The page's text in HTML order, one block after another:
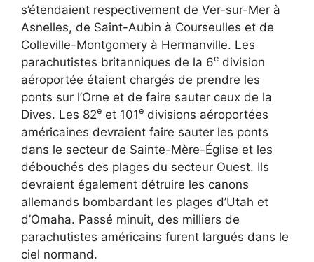
s’étendaient respectivement de Ver-sur-Mer à
Asnelles, de Saint-Aubin à Courseulles et de
Colleville-Montgomery à Hermanville. Les
parachutistes britanniques de la 6e division
aéroportée étaient chargés de prendre les
ponts sur l’Orne et de faire sauter ceux de la
Dives. Les 82e et 101e divisions aéroportées
américaines devraient faire sauter les ponts
dans le secteur de Sainte-Mère-Église et les
débouchés des plages du secteur Ouest. Ils
devraient également détruire les canons
allemands bombardant les plages d’Utah et
d’Omaha. Passé minuit, des milliers de
parachutistes américains furent largués dans le
ciel normand.